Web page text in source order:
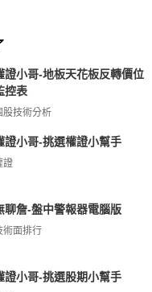
證小哥-地板天花板反轉價位
控表
股技術分析
證小哥-挑選權證小幫手
證
聊詹-盤中警報器電腦版
術面排行
證小哥-挑選股期小幫手